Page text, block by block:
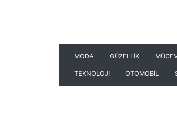
MODA GÜZELLİK
TEKNOLOJİ OTOMOBİL